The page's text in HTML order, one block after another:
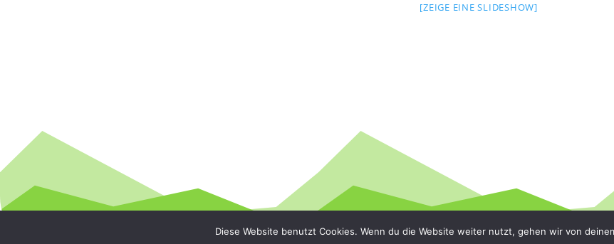
[ZEIGE EINE SLIDESHOW]
Diese Website benutzt Cookies. Wenn du die Website weiter nutzt, gehen wir von